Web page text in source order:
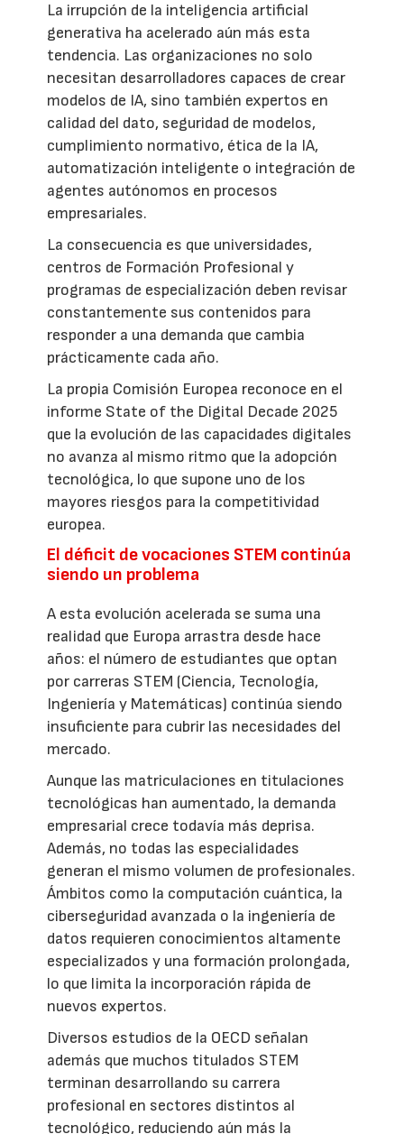
La irrupción de la inteligencia artificial
generativa ha acelerado aún más esta
tendencia. Las organizaciones no solo
necesitan desarrolladores capaces de crear
modelos de IA, sino también expertos en
calidad del dato, seguridad de modelos,
cumplimiento normativo, ética de la IA,
automatización inteligente o integración de
agentes autónomos en procesos
empresariales.
La consecuencia es que universidades,
centros de Formación Profesional y
programas de especialización deben revisar
constantemente sus contenidos para
responder a una demanda que cambia
prácticamente cada año.
La propia Comisión Europea reconoce en el
informe State of the Digital Decade 2025
que la evolución de las capacidades digitales
no avanza al mismo ritmo que la adopción
tecnológica, lo que supone uno de los
mayores riesgos para la competitividad
europea.
El déficit de vocaciones STEM continúa
siendo un problema
A esta evolución acelerada se suma una
realidad que Europa arrastra desde hace
años: el número de estudiantes que optan
por carreras STEM (Ciencia, Tecnología,
Ingeniería y Matemáticas) continúa siendo
insuficiente para cubrir las necesidades del
mercado.
Aunque las matriculaciones en titulaciones
tecnológicas han aumentado, la demanda
empresarial crece todavía más deprisa.
Además, no todas las especialidades
generan el mismo volumen de profesionales.
Ámbitos como la computación cuántica, la
ciberseguridad avanzada o la ingeniería de
datos requieren conocimientos altamente
especializados y una formación prolongada,
lo que limita la incorporación rápida de
nuevos expertos.
Diversos estudios de la OECD señalan
además que muchos titulados STEM
terminan desarrollando su carrera
profesional en sectores distintos al
tecnológico, reduciendo aún más la